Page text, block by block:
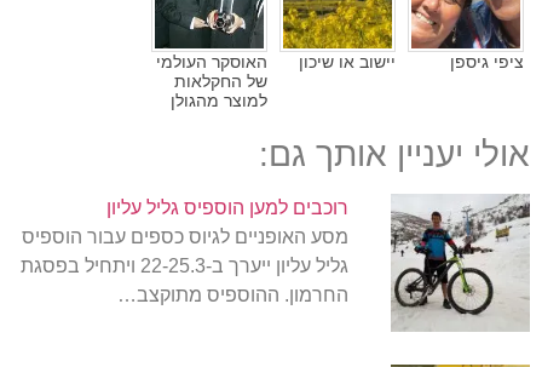
ציפי גיספן יישוב או שיכון
האוסקר העולמי
של החקלאות
למוצר מהגולן
אולי יעניין אותך גם:
רוכבים למען הוספיס גליל עליון
מסע האופניים לגיוס כספים עבור הוספיס
גליל עליון ייערך ב-22-25.3 ויתחיל בפסגת
החרמון. ההוספיס מתוקצב…